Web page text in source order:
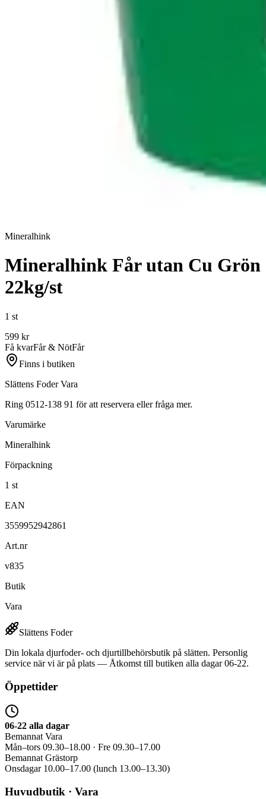
Mineralhink
Mineralhink Får utan Cu Grön
22kg/st
1 st
599 kr
Få kvarFår & NötFår
Finns i butiken
Slättens Foder Vara
Ring 0512-138 91 för att reservera eller fråga mer.
Varumärke
Mineralhink
Förpackning
1 st
EAN
3559952942861
Art.nr
v835
Butik
Vara
Slättens Foder
Din lokala djurfoder- och djurtillbehörsbutik på slätten. Personlig
service när vi är på plats — Åtkomst till butiken alla dagar 06-22.
Öppettider
06-22 alla dagar
Bemannat Vara
Mån–tors 09.30–18.00 · Fre 09.30–17.00
Bemannat Grästorp
Onsdagar 10.00–17.00 (lunch 13.00–13.30)
Huvudbutik · Vara